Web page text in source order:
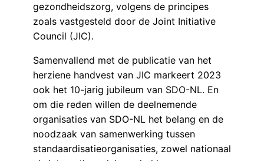
gezondheidszorg, volgens de principes
zoals vastgesteld door de Joint Initiative
Council (JIC).
Samenvallend met de publicatie van het
herziene handvest van JIC markeert 2023
ook het 10-jarig jubileum van SDO-NL. En
om die reden willen de deelnemende
organisaties van SDO-NL het belang en de
noodzaak van samenwerking tussen
standaardisatieorganisaties, zowel nationaal